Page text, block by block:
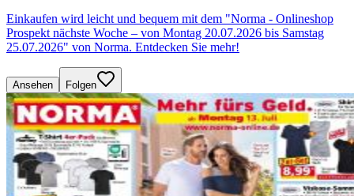
Einkaufen wird leicht und bequem mit dem "Norma - Onlineshop
Prospekt nächste Woche – von Montag 20.07.2026 bis Samstag
25.07.2026" von Norma. Entdecken Sie mehr!
Ansehen Folgen